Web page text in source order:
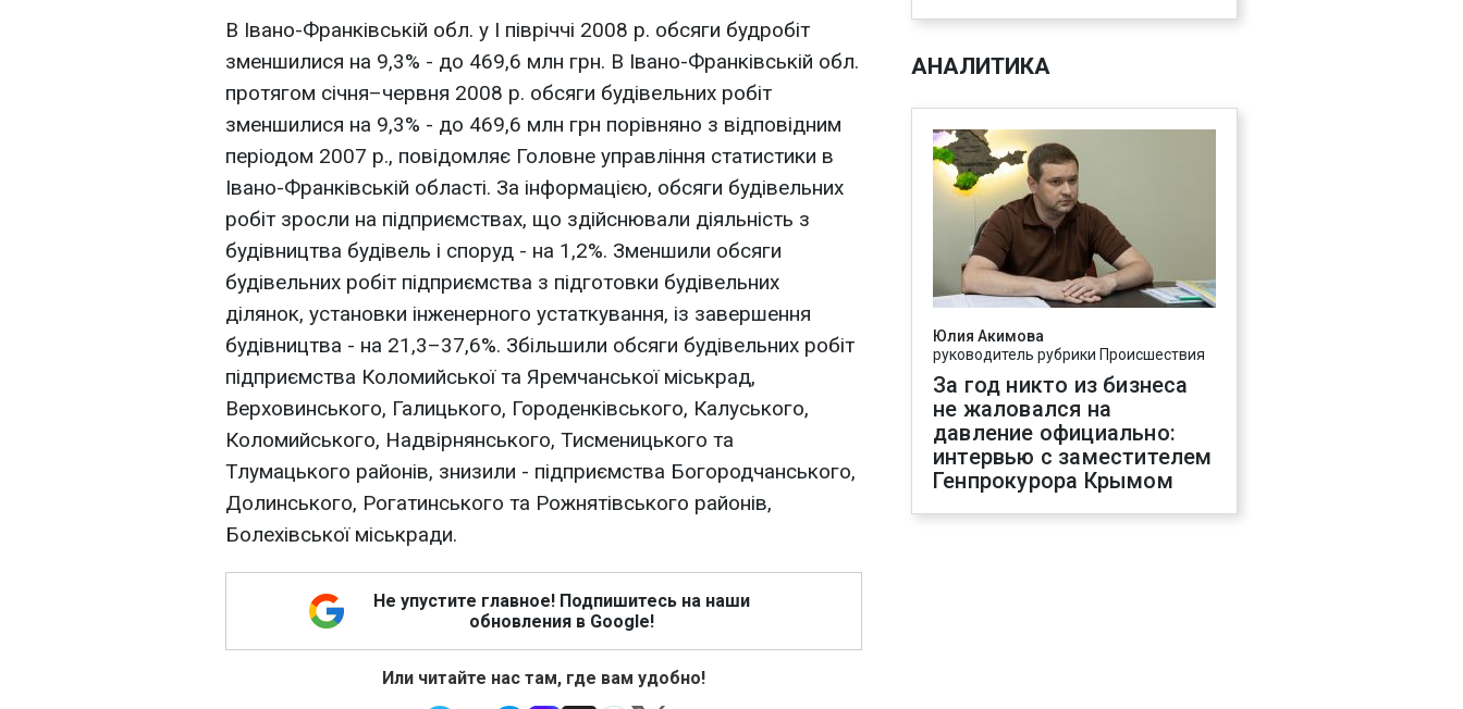
В Івано-Франківській обл. у I півріччі 2008 р. обсяги будробіт
зменшилися на 9,3% - до 469,6 млн грн. В Івано-Франківській обл.
протягом січня–червня 2008 р. обсяги будівельних робіт
зменшилися на 9,3% - до 469,6 млн грн порівняно з відповідним
періодом 2007 р., повідомляє Головне управління статистики в
Івано-Франківській області. За інформацією, обсяги будівельних
робіт зросли на підприємствах, що здійснювали діяльність з
будівництва будівель і споруд - на 1,2%. Зменшили обсяги
будівельних робіт підприємства з підготовки будівельних
ділянок, установки інженерного устаткування, із завершення
будівництва - на 21,3–37,6%. Збільшили обсяги будівельних робіт
підприємства Коломийської та Яремчанської міськрад,
Верховинського, Галицького, Городенківського, Калуського,
Коломийського, Надвірнянського, Тисменицького та
Тлумацького районів, знизили - підприємства Богородчанського,
Долинського, Рогатинського та Рожнятівського районів,
Болехівської міськради.
Не упустите главное! Подпишитесь на наши
обновления в Google!
Или читайте нас там, где вам удобно!
АНАЛИТИКА
Юлия Акимова
руководитель рубрики Происшествия
За год никто из бизнеса
не жаловался на
давление официально:
интервью с заместителем
Генпрокурора Крымом